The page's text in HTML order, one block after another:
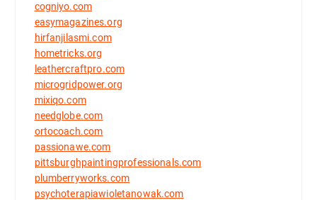
cogniyo.com
easymagazines.org
hirfanjilasmi.com
hometricks.org
leathercraftpro.com
microgridpower.org
mixiqo.com
needglobe.com
ortocoach.com
passionawe.com
pittsburghpaintingprofessionals.com
plumberryworks.com
psychoterapiawioletanowak.com